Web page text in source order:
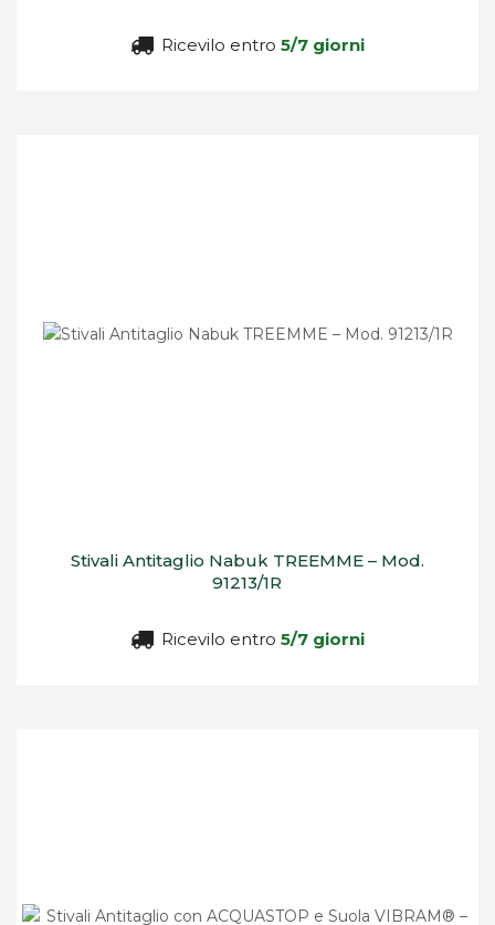
Ricevilo entro 5/7 giorni
Stivali Antitaglio Nabuk TREEMME – Mod.
91213/1R
Ricevilo entro 5/7 giorni